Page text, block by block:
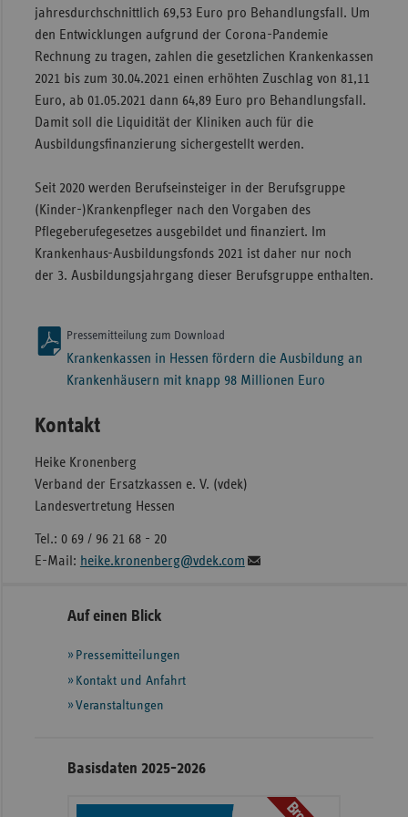
jahresdurchschnittlich 69,53 Euro pro Behandlungsfall. Um
den Entwicklungen aufgrund der Corona-Pandemie
Rechnung zu tragen, zahlen die gesetzlichen Krankenkassen
2021 bis zum 30.04.2021 einen erhöhten Zuschlag von 81,11
Euro, ab 01.05.2021 dann 64,89 Euro pro Behandlungsfall.
Damit soll die Liquidität der Kliniken auch für die
Ausbildungsfinanzierung sichergestellt werden.
Seit 2020 werden Berufseinsteiger in der Berufsgruppe
(Kinder-)Krankenpfleger nach den Vorgaben des
Pflegeberufegesetzes ausgebildet und finanziert. Im
Krankenhaus-Ausbildungsfonds 2021 ist daher nur noch
der 3. Ausbildungsjahrgang dieser Berufsgruppe enthalten.
Pressemitteilung zum Download
Krankenkassen in Hessen fördern die Ausbildung an
Krankenhäusern mit knapp 98 Millionen Euro
Kontakt
Heike Kronenberg
Verband der Ersatzkassen e. V. (vdek)
Landesvertretung Hessen
Tel.: 0 69 / 96 21 68 - 20
E-Mail: heike.kronenberg@vdek.com
Seitennavigation
Seitenleiste
weiteren
Informationen
Auf einen Blick
Pressemitteilungen
Kontakt und Anfahrt
Veranstaltungen
Basisdaten 2025-2026